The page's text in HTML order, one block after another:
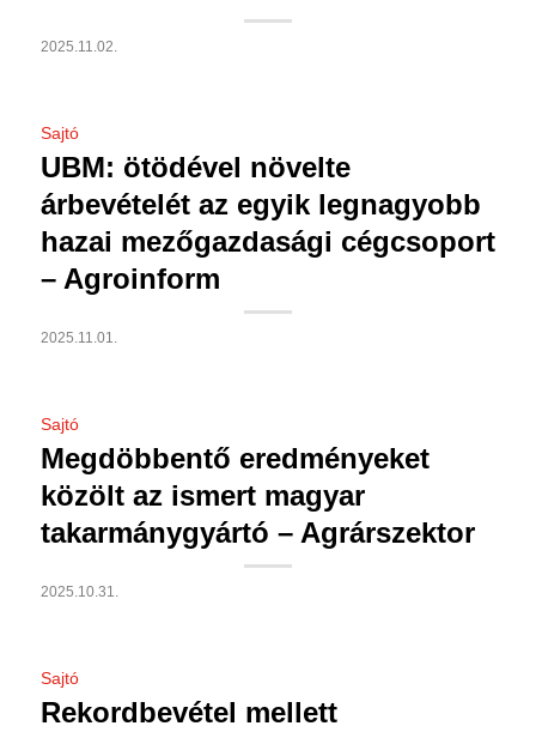
2025.11.02.
Sajtó
UBM: ötödével növelte
árbevételét az egyik legnagyobb
hazai mezőgazdasági cégcsoport
– Agroinform
2025.11.01.
Sajtó
Megdöbbentő eredményeket
közölt az ismert magyar
takarmánygyártó – Agrárszektor
2025.10.31.
Sajtó
Rekordbevétel mellett